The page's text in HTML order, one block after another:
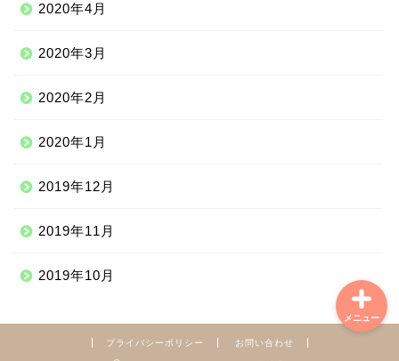
2020年4月
2020年3月
2020年2月
2020年1月
2019年12月
2019年11月
2019年10月
プライバシーポリシー お問い合わせ
メニュー